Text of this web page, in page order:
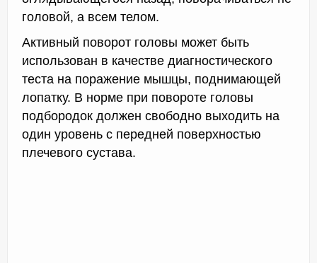
головой, а всем телом.
Активный поворот головы может быть
использован в качестве диагностического
теста на поражение мышцы, поднимающей
лопатку. В норме при повороте головы
подбородок должен свободно выходить на
один уровень с передней поверхностью
плечевого сустава.